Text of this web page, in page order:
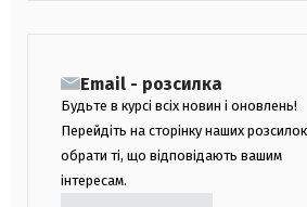
Email - розсилка
Будьте в курсі всіх новин і оновлень!
Перейдіть на сторінку наших
обрати ті, що відповідають вашим
інтересам.